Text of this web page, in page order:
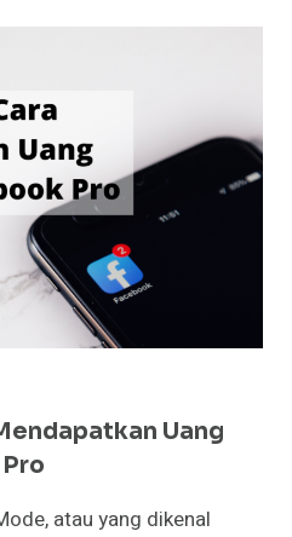
Uang
atau yang dikenal